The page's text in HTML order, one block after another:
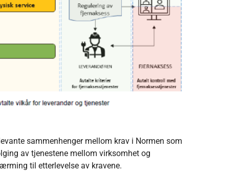
sammenhenger mellom krav i Normen som
av tjenestene mellom virksomhet og
til etterlevelse av kravene.